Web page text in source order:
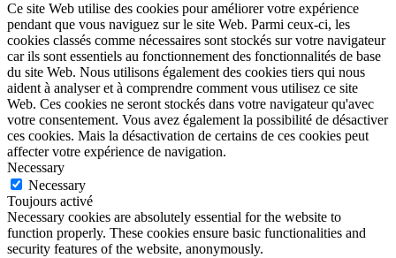
Ce site Web utilise des cookies pour améliorer votre expérience
pendant que vous naviguez sur le site Web. Parmi ceux-ci, les
cookies classés comme nécessaires sont stockés sur votre navigateur
car ils sont essentiels au fonctionnement des fonctionnalités de base
du site Web. Nous utilisons également des cookies tiers qui nous
aident à analyser et à comprendre comment vous utilisez ce site
Web. Ces cookies ne seront stockés dans votre navigateur qu'avec
votre consentement. Vous avez également la possibilité de désactiver
ces cookies. Mais la désactivation de certains de ces cookies peut
affecter votre expérience de navigation.
Necessary
Necessary
Toujours activé
Necessary cookies are absolutely essential for the website to
function properly. These cookies ensure basic functionalities and
security features of the website, anonymously.